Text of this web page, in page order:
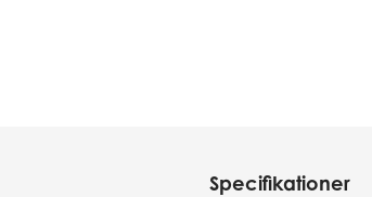
Specifikationer